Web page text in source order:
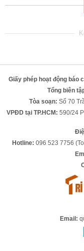
Giấy phép hoạt động báo
Tổng biên
Tòa soạn: Số 70
VPĐD tại TP.HCM: 590/24
Hotline: 096 523 7756
Email: